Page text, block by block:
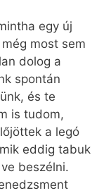
egy új
most sem
dolog a
spontán
és te
is tudom,
a legó
eddig tabuk
beszélni.